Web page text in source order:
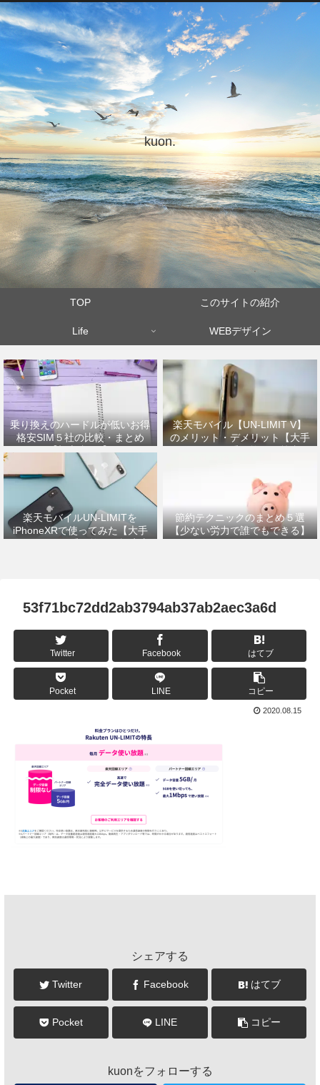
kuon.
TOP このサイトの紹介
Life WEBデザイン
乗り換えのハードルが低いお得
格安SIM５社の比較・まとめ
【初心者OK】
楽天モバイル【UN-LIMIT V】
のメリット・デメリット【大手
楽天モバイルUN-LIMITを
iPhoneXRで使ってみた【大手
キャリアから乗り換えの設定方
節約テクニックのまとめ５選
【少ない労力で誰でもできる】
53f71bc72dd2ab3794ab37ab2aec3a6d
Twitter Facebook はてブ
Pocket LINE コピー
2020.08.15
シェアする
Twitter Facebook はてブ
Pocket LINE コピー
kuonをフォローする